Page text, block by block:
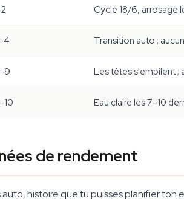
Cycle 18/6, arrosage
Transition auto ;
Les têtes s'empilent ;
Eau claire les 7–10
de rendement
histoire que tu puisses planifier